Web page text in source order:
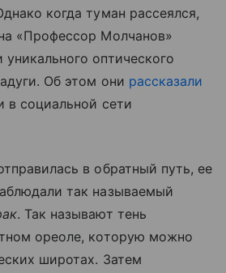
когда туман рассеялся,
«Профессор Молчанов»
оптического
Об этом они рассказали
в социальной сети
в обратный путь, ее
так называемый
. Так называют тень
ореоле, которую можно
широтах. Затем